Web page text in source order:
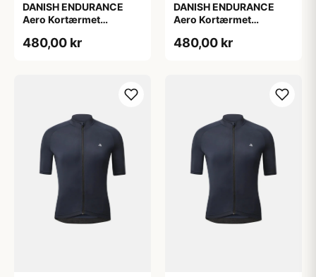
DANISH ENDURANCE
Aero Kortærmet
Pak
480,00 kr
DANISH ENDURANCE
Aero Kortærmet
Pak
480,00 kr